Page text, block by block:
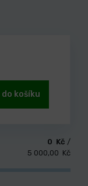
košíku
0 Kč /
5 000,00 Kč